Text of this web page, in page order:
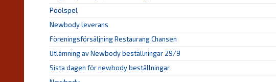
Poolspel
Newbody leverans
Föreningsförsäljning Restaurang Chansen
Utlämning av Newbody beställningar 29/9
Sista dagen för newbody beställningar